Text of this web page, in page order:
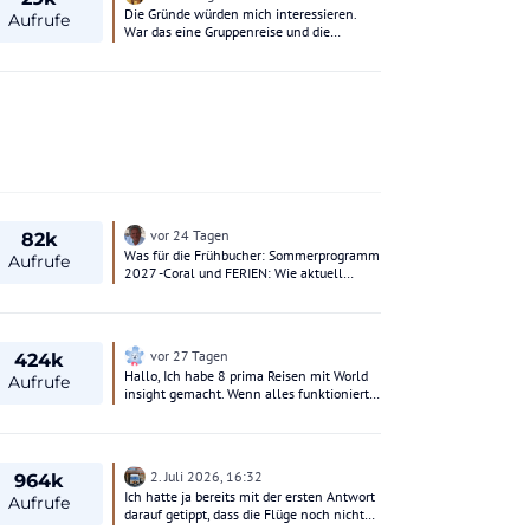
Aufrufe
Die Gründe würden mich interessieren.
War das eine Gruppenreise und die
82k
Aufrufe
vor 24 Tagen
Was für die Frühbucher: Sommerprogramm
2027 -Coral und FERIEN: Wie aktuell
424k
Aufrufe
vor 27 Tagen
Hallo, Ich habe 8 prima Reisen mit World
insight gemacht. Wenn alles funktioniert,
dem Titel "Höhepunkte Südamerikas " war
überwiegend furchtbar. Was hauptsächlich
am Konfliktmanagement von World
insight liegt. Sehr kurzfristig wurde der
964k
Aufrufe
2. Juli 2026, 16:32
Ich hatte ja bereits mit der ersten Antwort
darauf getippt, dass die Flüge noch nicht